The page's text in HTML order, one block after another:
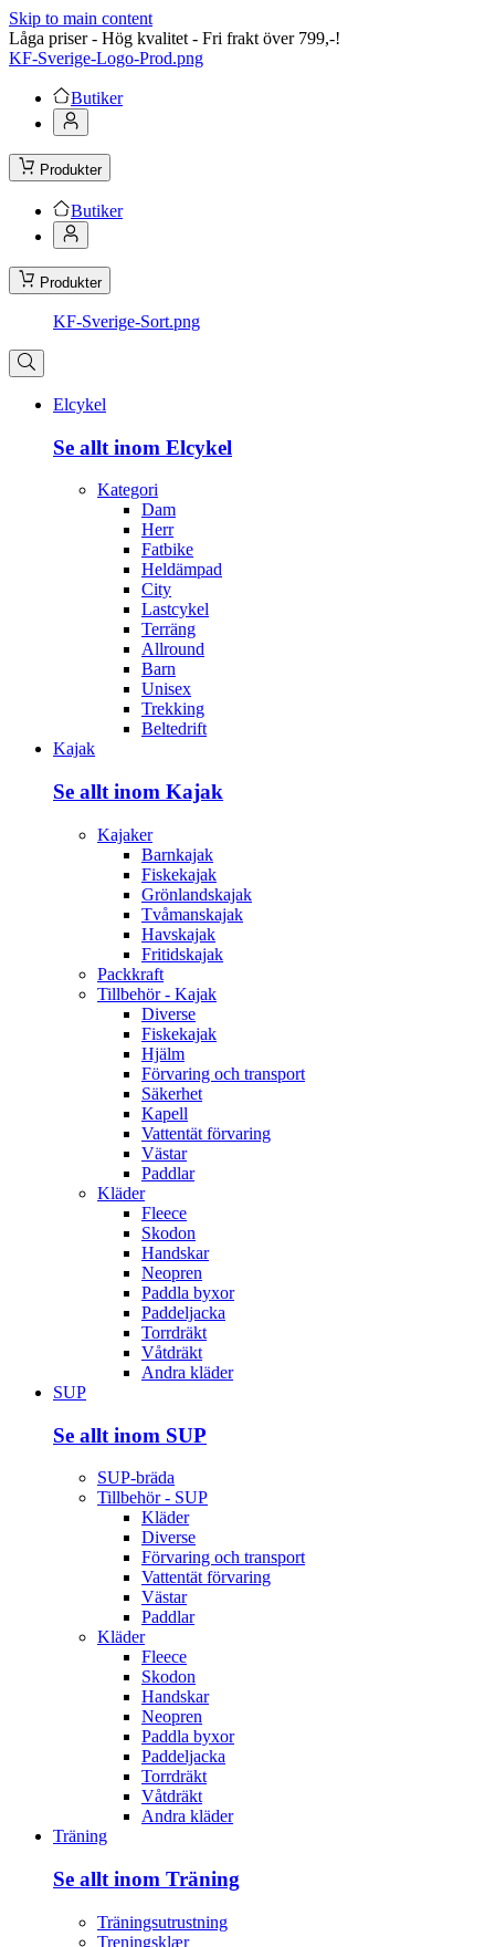
Skip to main content
Låga priser - Hög kvalitet - Fri frakt över 799,-!
KF-Sverige-Logo-Prod.png
Butiker
Produkter
Butiker
Produkter
KF-Sverige-Sort.png
Elcykel
Se allt inom Elcykel
Kategori
Dam
Herr
Fatbike
Heldämpad
City
Lastcykel
Terräng
Allround
Barn
Unisex
Trekking
Beltedrift
Kajak
Se allt inom Kajak
Kajaker
Barnkajak
Fiskekajak
Grönlandskajak
Tvåmanskajak
Havskajak
Fritidskajak
Packkraft
Tillbehör - Kajak
Diverse
Fiskekajak
Hjälm
Förvaring och transport
Säkerhet
Kapell
Vattentät förvaring
Västar
Paddlar
Kläder
Fleece
Skodon
Handskar
Neopren
Paddla byxor
Paddeljacka
Torrdräkt
Våtdräkt
Andra kläder
SUP
Se allt inom SUP
SUP-bräda
Tillbehör - SUP
Kläder
Diverse
Förvaring och transport
Vattentät förvaring
Västar
Paddlar
Kläder
Fleece
Skodon
Handskar
Neopren
Paddla byxor
Paddeljacka
Torrdräkt
Våtdräkt
Andra kläder
Träning
Se allt inom Träning
Träningsutrustning
Treningsklær